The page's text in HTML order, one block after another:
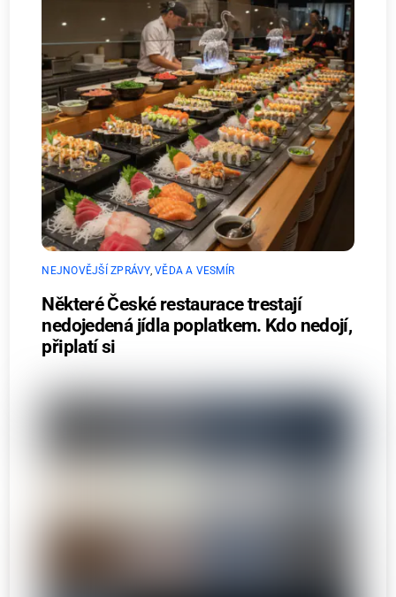
NEJNOVĚJŠÍ ZPRÁVY,VĚDA A VESMÍR
Některé České restaurace trestají
nedojedená jídla poplatkem. Kdo nedojí,
připlatí si